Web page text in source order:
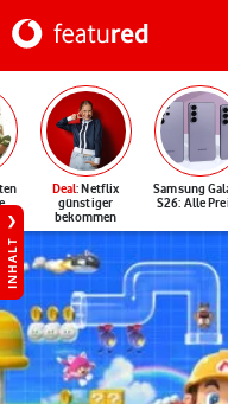
Deal: Netflix
günstiger
bekommen
Samsung
S26: Alle
INHALT